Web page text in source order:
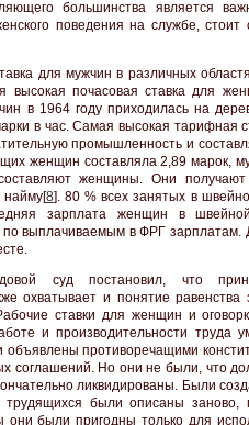
большинства является
поведения на службе, стоит
для мужчин в различных
почасовая ставка для
в 1964 году приходилась на
в час. Самая высокая тарифная
промышленность и
женщин составляла 2,89 марок,
женщины. Они
8]. 80 % всех занятых в
зарплата женщин в
по выплачиваемым в ФРГ
суд постановил, что
охватывает и понятие
ставки для женщин и
и производительности труда
противоречащими
соглашений. Но они не были, что
ликвидированы. Были
трудящихся были описаны
были пригодны только для